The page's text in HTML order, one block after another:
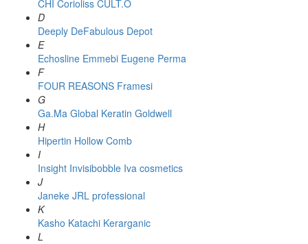
CHI Corioliss CULT.O
D
Deeply DeFabulous Depot
E
Echosline Emmebi Eugene Perma
F
FOUR REASONS Framesi
G
Ga.Ma Global Keratin Goldwell
H
Hipertin Hollow Comb
I
Insight Invisibobble Iva cosmetics
J
Janeke JRL professional
K
Kasho Katachi Kerarganic
L